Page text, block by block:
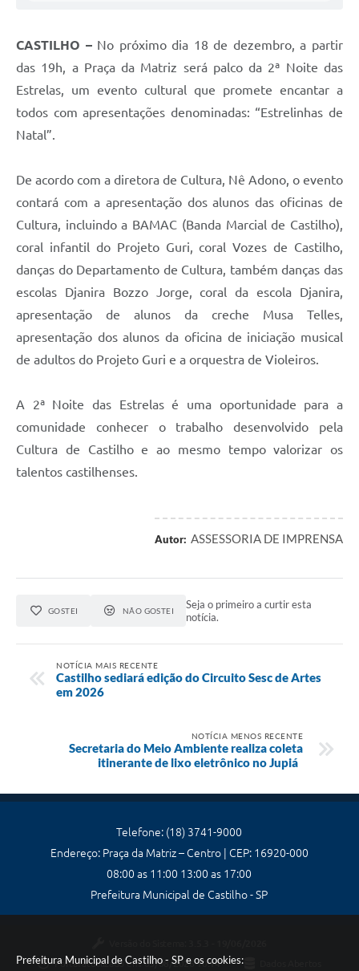
Prefeitura Municipal de Castilho - SP e os cookies:
Contas Públicas
Legislação
Telefones Úteis
A Prefeitura
Agenda
Contato
CASTILHO – No próximo dia 18 de dezembro, a partir
das 19h, a Praça da Matriz será palco da 2ª Noite das
Estrelas, um evento cultural que promete encantar a
todos com apresentações denominadas: “Estrelinhas de
Natal”.
De acordo com a diretora de Cultura, Nê Adono, o evento
contará com a apresentação dos alunos das oficinas de
Cultura, incluindo a BAMAC (Banda Marcial de Castilho),
coral infantil do Projeto Guri, coral Vozes de Castilho,
danças do Departamento de Cultura, também danças das
escolas Djanira Bozzo Jorge, coral da escola Djanira,
apresentação de alunos da creche Musa Telles,
apresentação dos alunos da oficina de iniciação musical
de adultos do Projeto Guri e a orquestra de Violeiros.
A 2ª Noite das Estrelas é uma oportunidade para a
comunidade conhecer o trabalho desenvolvido pela
Cultura de Castilho e ao mesmo tempo valorizar os
talentos castilhenses.
Autor: ASSESSORIA DE IMPRENSA
GOSTEI NÃO GOSTEI
Seja o primeiro a curtir esta
notícia.
NOTÍCIA MAIS RECENTE
Castilho sediará edição do Circuito Sesc de Artes
em 2026
NOTÍCIA MENOS RECENTE
Secretaria do Meio Ambiente realiza coleta
itinerante de lixo eletrônico no Jupiá
Telefone: (18) 3741-9000
Endereço: Praça da Matriz – Centro | CEP: 16920-000
08:00 as 11:00 13:00 as 17:00
Prefeitura Municipal de Castilho - SP
Portal atualizado em:05/08/2026 10:14